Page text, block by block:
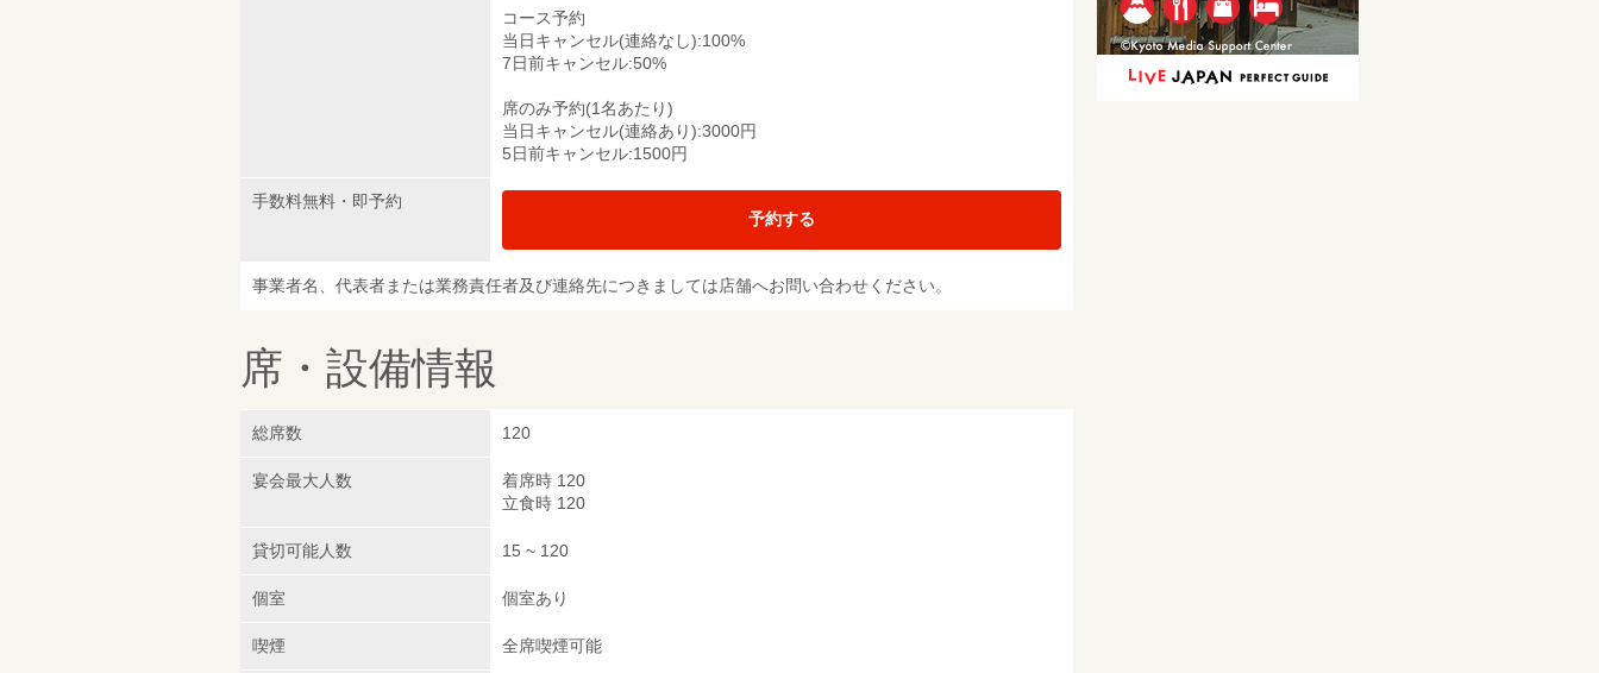
コース予約
当日キャンセル(連絡なし):100%
7日前キャンセル:50%
席のみ予約(1名あたり)
当日キャンセル(連絡あり):3000円
5日前キャンセル:1500円
手数料無料・即予約
予約する
事業者名、代表者または業務責任者及び連絡先につきましては店舗へお問い合わせください。
席・設備情報
総席数 120
宴会最大人数
着席時 120
立食時 120
貸切可能人数 15 ~ 120
個室 個室あり
喫煙 全席喫煙可能